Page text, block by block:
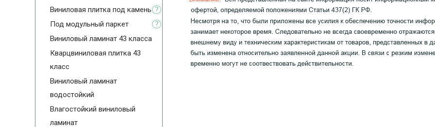
Виниловая плитка под камень ?
Под модульный паркет
?
Виниловый ламинат 43 класса
Кварцвиниловая плитка 43
класс
Виниловый ламинат
водостойкий
Влагостойкий виниловый
ламинат